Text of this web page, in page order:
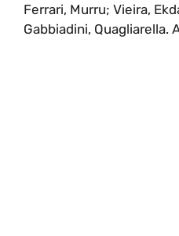
Ferrari, Murru; Vieira,
Gabbiadini, Quagliarella.